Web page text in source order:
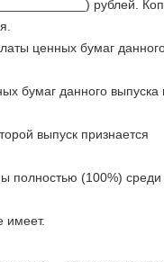
рублей.
ценных бумаг
бумаг данного выпуска
выпуск признается
полностью (100%) среди
имеет.